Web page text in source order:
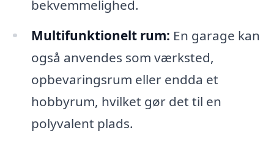
bekvemmelighed.
Multifunktionelt rum: En garage kan
også anvendes som værksted,
opbevaringsrum eller endda et
hobbyrum, hvilket gør det til en
polyvalent plads.